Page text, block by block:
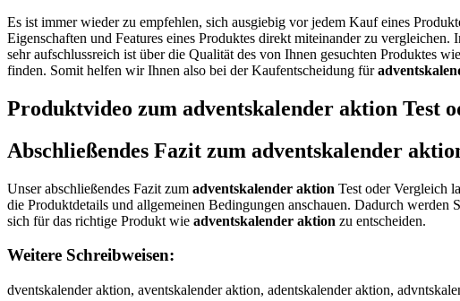
Es ist immer wieder zu empfehlen, sich ausgiebig vor jedem Kauf eines
Eigenschaften und Features eines Produktes direkt miteinander zu
sehr aufschlussreich ist über die Qualität des von Ihnen gesuchten Produktes wie
finden. Somit helfen wir Ihnen also bei der Kaufentscheidung für
Produktvideo zum adventskalender aktion Test
Abschließendes Fazit zum adventskalender
Unser abschließendes Fazit zum adventskalender aktion Test oder Vergleich
die Produktdetails und allgemeinen Bedingungen anschauen. Dadurch werden
sich für das richtige Produkt wie adventskalender aktion zu entscheiden.
Weitere Schreibweisen:
dventskalender aktion, aventskalender aktion, adentskalender aktion, advntskalender aktion, advetskalender aktion, advenskalender aktion, adventkalender aktion, adventsalender aktion, adventsklender aktion, adventskaender aktion, adventskalnder aktion, adventskaleder aktion, adventskalener aktion, adventskalendr aktion, adventskalende aktion, adventskalender aktion, adventskalender ktion, adventskalender ation, adventskalender akion, adventskalender akton, adventskalender aktin, adventskalender aktio, aadventskalender aktion, addventskalender aktion, advventskalender aktion, adveentskalender aktion, advenntskalender aktion, adventtskalender aktion, adventsskalender aktion, adventskkalender aktion, adventskaalender aktion, adventskallender aktion, adventskaleender aktion, adventskalennder aktion, adventskalendder aktion, adventskalendeer aktion, adventskalenderr aktion, adventskalender aaktion, adventskalender akktion, adventskalender akttion, adventskalender aktiion, adventskalender aktioon, adventskalender aktionn, daventskalender aktion, avdentskalender aktion, adevntskalender aktion, advnetskalender aktion, advetnskalender aktion, advenstkalender aktion, adventksalender aktion, adventsaklender aktion, adventsklaender aktion, adventskaelnder aktion, adventskalneder aktion, adventskaledner aktion, adventskalenedr aktion, adventskalendre aktion, adventskalende raktion, adventskalendera ktion, adventskalender kation, adventskalender atkion, adventskalender akiton, adventskalender aktoin, adventskalender aktino, adventskalenderaktion, qdventskalender aktion, wdventskalender aktion, zdventskalender aktion, xdventskalender aktion, axventskalender aktion, asventskalender aktion, awventskalender aktion, aeventskalender aktion, arventskalender aktion, afventskalender aktion, avventskalender aktion, acventskalender aktion, ad entskalender aktion, adcentskalender aktion, addentskalender aktion, adfentskalender aktion, adgentskalender aktion, adbentskalender aktion, advwntskalender aktion, advsntskalender aktion, advdntskalender aktion, advfntskalender aktion, advrntskalender aktion, adv3ntskalender aktion, adv4ntskalender aktion, adve tskalender aktion, advebtskalender aktion, advegtskalender aktion, advehtskalender aktion, advejtskalender aktion, advemtskalender aktion, advenrskalender aktion, advenfskalender aktion, advengskalender aktion, advenhskalender aktion, advenyskalender aktion, adven5skalender aktion, adven6skalender aktion, adventqkalender aktion, adventwkalender aktion, adventekalender aktion, adventzkalender aktion, adventxkalender aktion, adventckalender aktion, adventsualender aktion, adventsjalender aktion, adventsmalender aktion, adventslalender aktion, adventsoalender aktion, adventskqlender aktion, adventskwlender aktion, adventskzlender aktion, adventskxlender aktion, adventskapender aktion, adventskaoender aktion, adventskaiender aktion, adventskakender aktion, adventskamender aktion, adventskalwnder aktion, adventskalsnder aktion, adventskaldnder aktion, adventskalfnder aktion, adventskalrnder aktion, adventskal3nder aktion, adventskal4nder aktion, adventskale der aktion, adventskalebder aktion, adventskalegder aktion, adventskalehder aktion, adventskalejder aktion, adventskalemder aktion, adventskalenxer aktion, adventskalenser aktion, adventskalenwer aktion, adventskaleneer aktion, adventskalenrer aktion, adventskalenfer aktion, adventskalenver aktion, adventskalencer aktion, adventskalendwr aktion, adventskalendsr aktion, adventskalenddr aktion, adventskalendfr aktion, adventskalendrr aktion, adventskalend3r aktion, adventskalend4r aktion, adventskalendee aktion, adventskalended aktion, adventskalendef aktion, adventskalendeg aktion, adventskalendet aktion, adventskalende4